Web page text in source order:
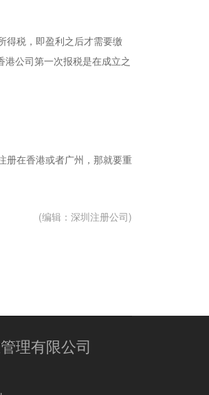
得税，即盈利之后才需要缴
公司第一次报税是在成立之
在香港或者广州，那就要重
(编辑：深圳注册公司)
理有限公司